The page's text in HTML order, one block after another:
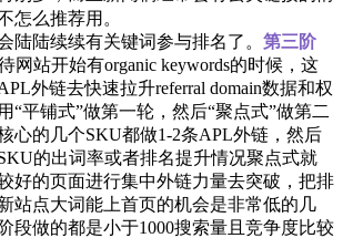
怎么推荐用。
陆陆续续有关键词参与排名了。 第三阶
网站开始有organic keywords的时候，这
外链去快速拉升referral domain数据和权
“平铺式”做第一轮，然后“聚点式”做第二
心的几个SKU都做1-2条APL外链，然后
的出词率或者排名提升情况聚点式就
好的页面进行集中外链力量去突破，把排
站点大词能上首页的机会是非常低的几
段做的都是小于1000搜索量且竞争度比较